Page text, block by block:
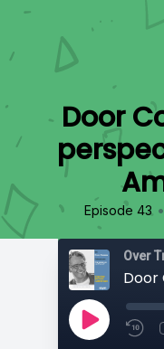
Door
Episode 43 •
Over